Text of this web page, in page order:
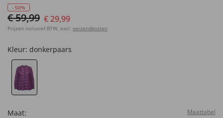
- 50%
€ 59,99 € 29,99
Prijzen inclusief BTW, excl. verzendkosten
Kleur: donkerpaars
Maat: Maattabel